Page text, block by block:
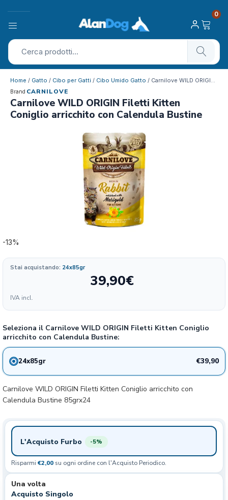
0
Home / Gatto / Cibo per Gatti / Cibo Umido Gatto / Carnilove WILD ORIGIN Filetti Kitten …
Brand CARNILOVE
Carnilove WILD ORIGIN Filetti Kitten
Coniglio arricchito con Calendula Bustine
-13%
Stai acquistando: 24x85gr
39,90€
IVA incl.
Seleziona il Carnilove WILD ORIGIN Filetti Kitten Coniglio
arricchito con Calendula Bustine:
24x85gr €39,90
24x85gr 13% 39.9€
Carnilove WILD ORIGIN Filetti Kitten Coniglio arricchito con
Calendula Bustine 85grx24
L'Acquisto Furbo -5%
Risparmi €2,00 su ogni ordine con l'Acquisto Periodico.
Una volta
Acquisto Singolo